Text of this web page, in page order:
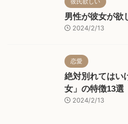
男性が彼女が欲
2024/2/13
恋愛
絶対別れてはい
女」の特徴13選
2024/2/13